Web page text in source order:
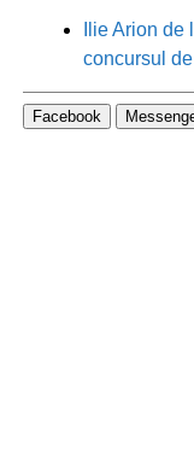
Ilie Arion
concursul
Facebook